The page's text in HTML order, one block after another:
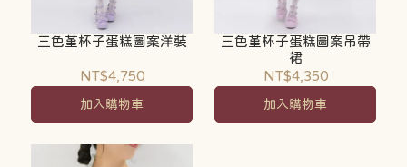
三色堇杯子蛋糕圖案洋裝
NT$4,750
加入購物車
三色堇杯子蛋糕圖案吊帶
裙
NT$4,350
加入購物車